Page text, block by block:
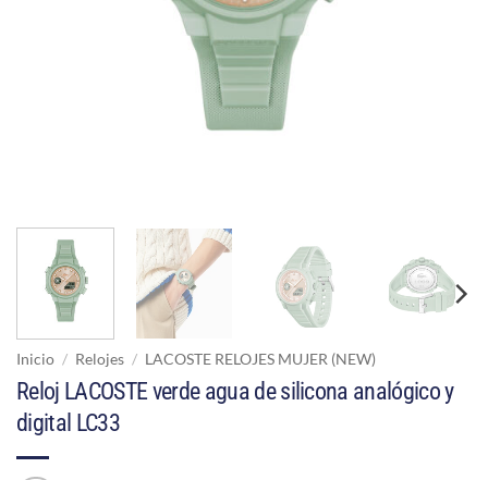
Inicio / Relojes / LACOSTE RELOJES MUJER (NEW)
Reloj LACOSTE verde agua de silicona analógico y
digital LC33